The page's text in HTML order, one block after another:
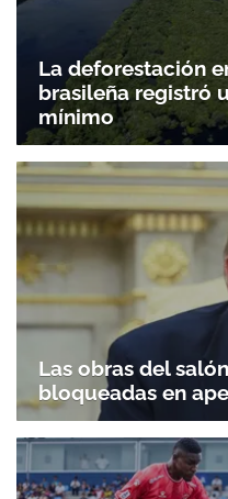
La deforestación
brasileña registró
mínimo
Las obras del
bloqueadas en